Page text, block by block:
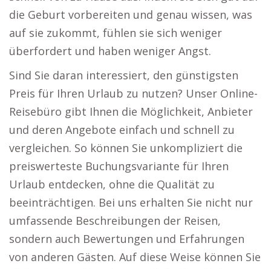
die Geburt vorbereiten und genau wissen, was
auf sie zukommt, fühlen sie sich weniger
überfordert und haben weniger Angst.
Sind Sie daran interessiert, den günstigsten
Preis für Ihren Urlaub zu nutzen? Unser Online-
Reisebüro gibt Ihnen die Möglichkeit, Anbieter
und deren Angebote einfach und schnell zu
vergleichen. So können Sie unkompliziert die
preiswerteste Buchungsvariante für Ihren
Urlaub entdecken, ohne die Qualität zu
beeinträchtigen. Bei uns erhalten Sie nicht nur
umfassende Beschreibungen der Reisen,
sondern auch Bewertungen und Erfahrungen
von anderen Gästen. Auf diese Weise können Sie